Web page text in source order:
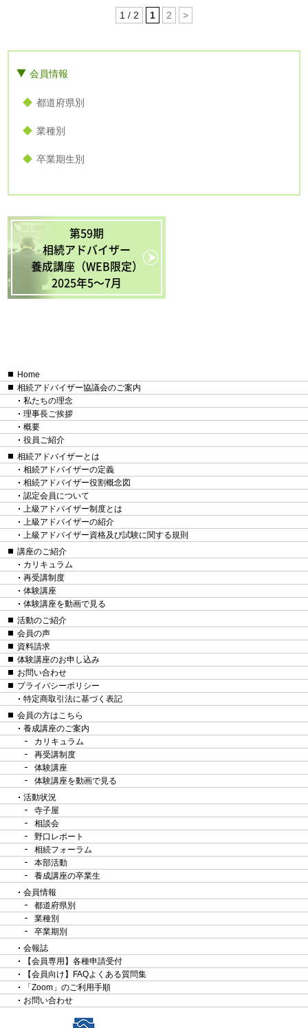
1 / 2 1 2 >
会員情報
都道府県別
業種別
卒業期生別
第59期
相続アドバイザー
養成講座（WEB限定）
2025年5〜7月
Home
相続アドバイザー協議会のご案内
私たちの理念
理事長ご挨拶
概要
役員ご紹介
相続アドバイザーとは
相続アドバイザーの定義
相続アドバイザー役割概念図
認定会員について
上級アドバイザー制度とは
上級アドバイザーの紹介
上級アドバイザー資格及び試験に関する規則
講座のご紹介
カリキュラム
再受講制度
体験講座
体験講座を動画で見る
活動のご紹介
会員の声
資料請求
体験講座のお申し込み
お問い合わせ
プライバシーポリシー
特定商取引法に基づく表記
会員の方はこちら
養成講座のご案内
カリキュラム
再受講制度
体験講座
体験講座を動画で見る
活動状況
寺子屋
相談会
野口レポート
相続フォーラム
本部活動
養成講座の卒業生
会員情報
都道府県別
業種別
卒業期別
会報誌
【会員専用】各種申請受付
【会員向け】FAQよくある質問集
「Zoom」のご利用手順
お問い合わせ